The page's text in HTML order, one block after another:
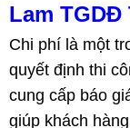
Lam TGDĐ
Chi phí là một
quyết định thi
cung cấp báo
giúp khách